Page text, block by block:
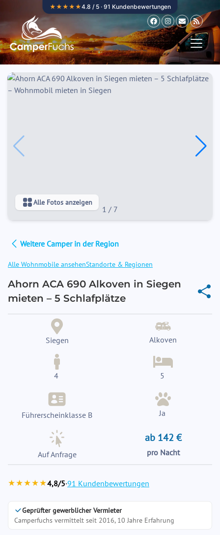
Zum Inhalt springen
1 / 7
Alle Fotos anzeigen
Weitere Camper in der Region
Alle Wohnmobile ansehenStandorte & Regionen
Ahorn ACA 690 Alkoven in Siegen
mieten – 5 Schlafplätze
Siegen Alkoven
4 5
Führerscheinklasse B Ja
Auf Anfrage
ab 142 €
pro Nacht
★★★★★4,8/5·91 Kundenbewertungen
Geprüfter gewerblicher Vermieter
Camperfuchs vermittelt seit 2016, 10 Jahre Erfahrung
★★★★★4.8 / 5 · 91 Kundenbewertungen